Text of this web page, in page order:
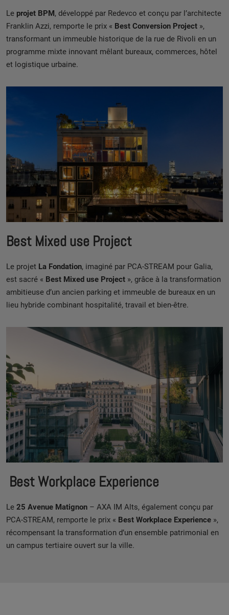
Le projet BPM, développé par Redevco et conçu par l’architecte
Franklin Azzi, remporte le prix « Best Conversion Project »,
transformant un immeuble historique de la rue de Rivoli en un
programme mixte innovant mêlant bureaux, commerces, hôtel
et logistique urbaine.
Best Mixed use Project
Le projet La Fondation, imaginé par PCA-STREAM pour Galia,
est sacré « Best Mixed use Project », grâce à la transformation
ambitieuse d’un ancien parking et immeuble de bureaux en un
lieu hybride combinant hospitalité, travail et bien-être.
Best Workplace Experience
Le 25 Avenue Matignon – AXA IM Alts, également conçu par
PCA-STREAM, remporte le prix « Best Workplace Experience »,
récompensant la transformation d’un ensemble patrimonial en
un campus tertiaire ouvert sur la ville.